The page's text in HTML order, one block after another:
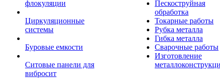
флокуляции
Циркуляционные
системы
Буровые емкости
Ситовые панели для
вибросит
Пескоструйная
обработка
Токарные работы
Рубка металла
Гибка металла
Сварочные работы
Изготовление